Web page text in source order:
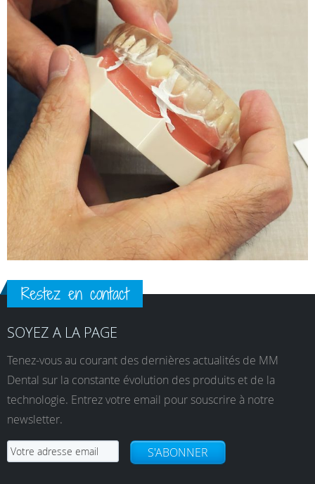
Restez en contact
SOYEZ A LA PAGE
Tenez-vous au courant des dernières actualités de MM
Dental sur la constante évolution des produits et de la
technologie. Entrez votre email pour souscrire à notre
newsletter.
S'ABONNER